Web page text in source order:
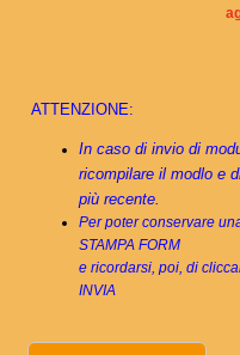
ATTENZIONE:
In caso di invio di
ricompilare il modlo e
più recente.
Per poter conservare
STAMPA FORM
e ricordarsi, poi, di
INVIA